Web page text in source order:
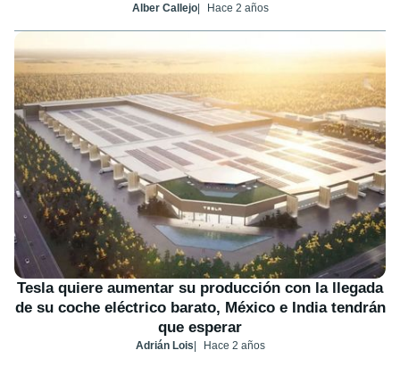
Alber Callejo Hace 2 años
Tesla quiere aumentar su producción con la llegada
de su coche eléctrico barato, México e India tendrán
que esperar
Adrián Lois Hace 2 años